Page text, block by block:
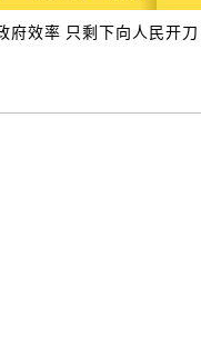
率 只剩下向人民开刀！